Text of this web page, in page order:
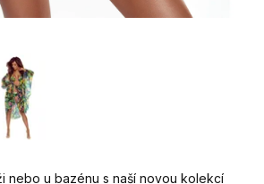
nebo u bazénu s naší novou kolekcí